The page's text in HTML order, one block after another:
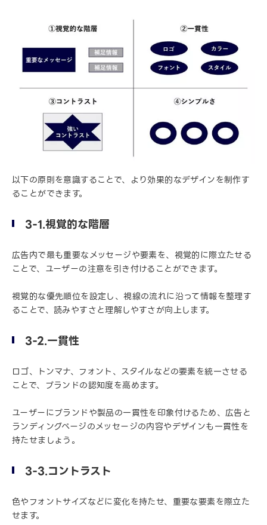
以下の原則を意識することで、より効果的なデザインを制作す
ることができます。
3-1.視覚的な階層
広告内で最も重要なメッセージや要素を、視覚的に際立たせる
ことで、ユーザーの注意を引き付けることができます。
視覚的な優先順位を設定し、視線の流れに沿って情報を整理す
ることで、読みやすさと理解しやすさが向上します。
3-2.一貫性
ロゴ、トンマナ、フォント、スタイルなどの要素を統一させる
ことで、ブランドの認知度を高めます。
ユーザーにブランドや製品の一貫性を印象付けるため、広告と
ランディングページのメッセージの内容やデザインも一貫性を
持たせましょう。
3-3.コントラスト
色やフォントサイズなどに変化を持たせ、重要な要素を際立た
せます。